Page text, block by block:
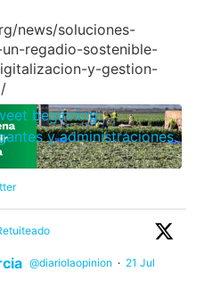
news/soluciones-
regadio-sostenible-
y-gestion-
@diariolaopinion · 21 Jul